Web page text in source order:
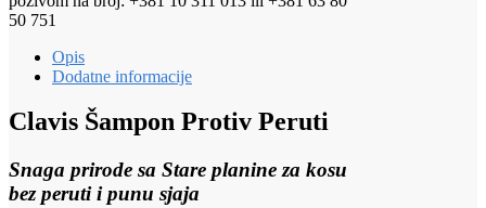
50 751
Opis
Dodatne informacije
Clavis Šampon Protiv Peruti
Snaga prirode sa Stare planine za kosu
bez peruti i punu sjaja